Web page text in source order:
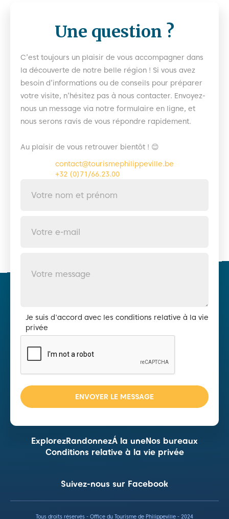
Une question ?
C’est toujours un plaisir de vous accompagner dans
la découverte de notre belle région ! Si vous avez
besoin d’informations ou de conseils pour préparer
votre visite, n’hésitez pas à nous contacter. Envoyez-
nous un message via notre formulaire en ligne, et
nous serons ravis de vous répondre rapidement.
Au plaisir de vous retrouver bientôt ! 😊
contact@tourismephilippeville.be
+32 (0)71/66.23.00
Je suis d'accord avec les conditions relative à la vie
privée
ExplorezRandonnezÁ la uneNos bureaux
Conditions relative à la vie privée
Suivez-nous sur Facebook
Tous droits réservés - Office du Tourisme de Philippeville - 2024